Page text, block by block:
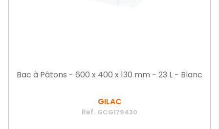
Bac à Pâtons - 600 x 400 x 130 mm - 23 L - Blanc
GILAC
Ref. GCG179430